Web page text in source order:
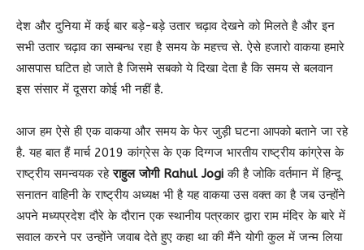
देश और दुनिया में कई बार बड़े-बड़े उतार चढ़ाव देखने को मिलते है और इन
सभी उतार चढ़ाव का सम्बन्ध रहा है समय के महत्त्व से. ऐसे हजारो वाकया हमारे
आसपास घटित हो जाते है जिसमे सबको ये दिखा देता है कि समय से बलवान
इस संसार में दूसरा कोई भी नहीं है.
आज हम ऐसे ही एक वाकया और समय के फेर जुड़ी घटना आपको बताने जा रहे
है. यह बात हैं मार्च 2019 कांग्रेस के एक दिग्गज भारतीय राष्ट्रीय कांग्रेस के
राष्ट्रीय समन्वयक रहेराहुल जोगी Rahul Jogiकी है जोकि वर्तमान में हिन्दू
सनातन वाहिनी के राष्ट्रीय अध्यक्ष भी है यह वाकया उस वक्त का है जब उन्होंने
अपने मध्यप्रदेश दौरे के दौरान एक स्थानीय पत्रकार द्वारा राम मंदिर के बारे में
सवाल करने पर उन्होंने जवाब देते हुए कहा था की मैंने योगी कुल में जन्म लिया